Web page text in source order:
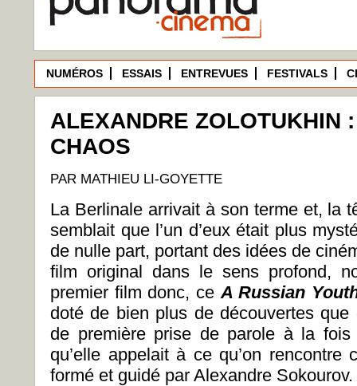
NUMÉROS ESSAIS ENTREVUES FESTIVALS
ALEXANDRE ZOLOTUKHIN
CHAOS
PAR MATHIEU LI-GOYETTE
La Berlinale arrivait à son terme et, la
semblait que l’un d’eux était plus
de nulle part, portant des idées de
film original dans le sens profond,
premier film donc, ceA Russian
doté de bien plus de découvertes
de première prise de parole à la
qu’elle appelait à ce qu’on
formé et guidé par Alexandre Sokourov.